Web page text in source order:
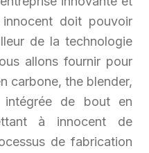
innocent doit pouvoir
de la technologie
allons fournir pour
carbone, the blender,
de bout en
à innocent de
de fabrication